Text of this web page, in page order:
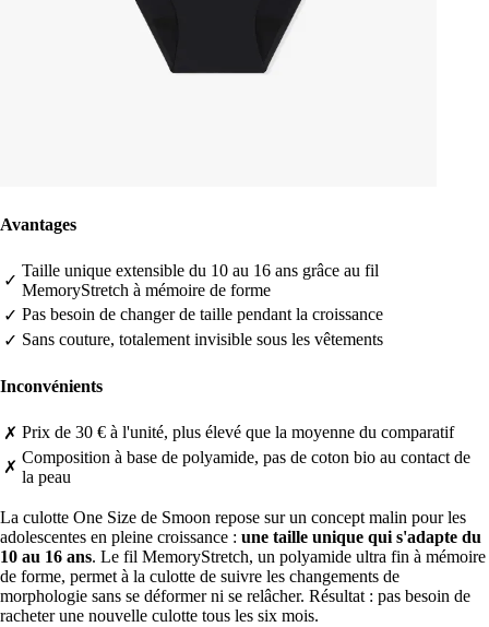
Avantages
✓
Taille unique extensible du 10 au 16 ans grâce au fil
MemoryStretch à mémoire de forme
✓ Pas besoin de changer de taille pendant la croissance
✓ Sans couture, totalement invisible sous les vêtements
Inconvénients
✗ Prix de 30 € à l'unité, plus élevé que la moyenne du comparatif
✗
Composition à base de polyamide, pas de coton bio au contact de
la peau
La culotte One Size de Smoon repose sur un concept malin pour les
adolescentes en pleine croissance : une taille unique qui s'adapte du
10 au 16 ans. Le fil MemoryStretch, un polyamide ultra fin à mémoire
de forme, permet à la culotte de suivre les changements de
morphologie sans se déformer ni se relâcher. Résultat : pas besoin de
racheter une nouvelle culotte tous les six mois.